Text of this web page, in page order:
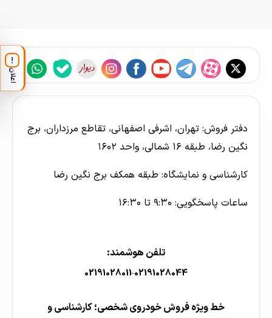
دفتر فروش: تهران، اشرفی اصفهانی، تقاطع مرزداران، برج
نگین رضا، طبقه ۱۶ شمالی، واحد ۱۶۰۲
کارشناسی و نمایشگاه: طبقه همکف برج نگین رضا
ساعات پاسخگویی: ۹:۳۰ تا ۱۶:۳۰
تلفن هوشمند:
02191028011-02191028044
خط ویژه فروش خودروی شخصی؛ کارشناسی و
!
اعلان